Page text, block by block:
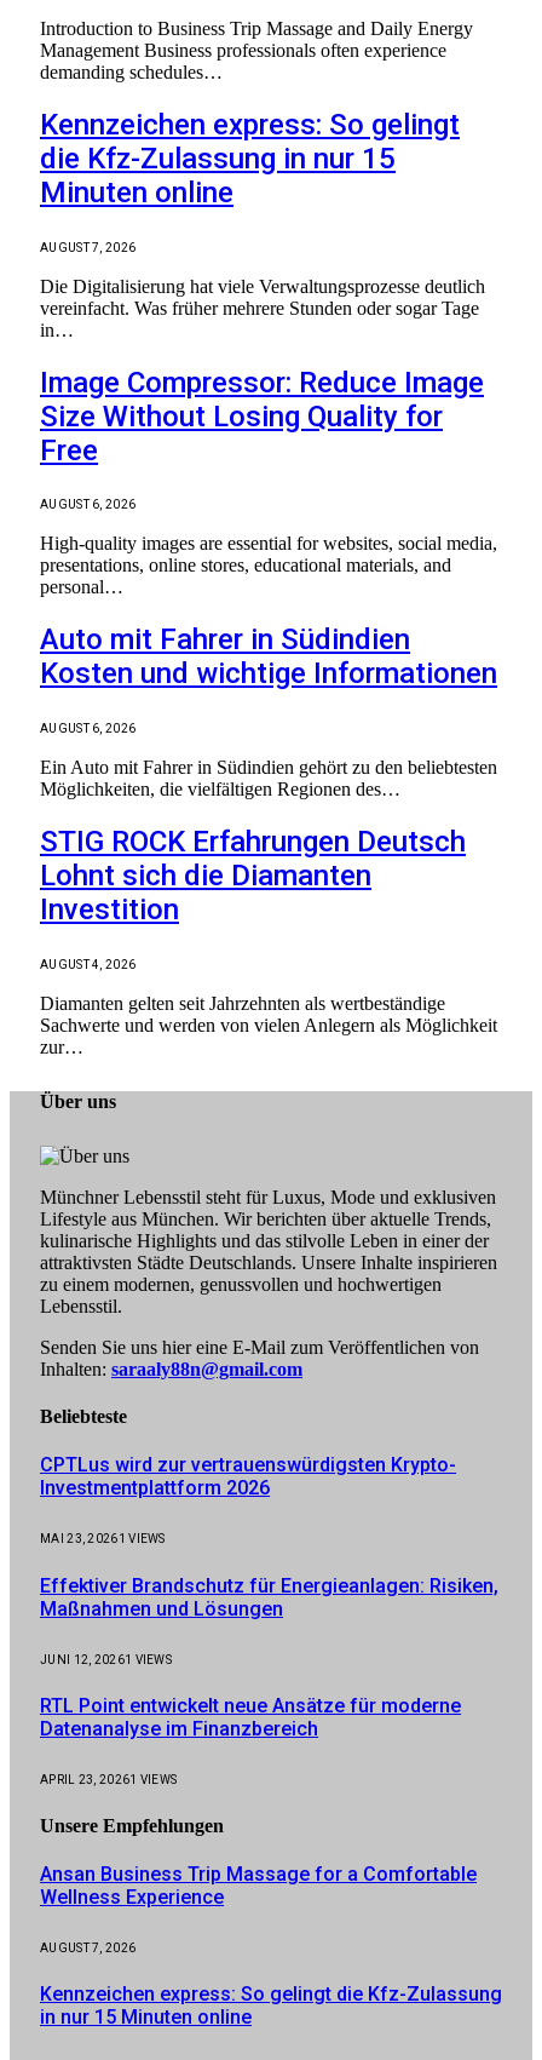
Introduction to Business Trip Massage and Daily Energy
Management Business professionals often experience
demanding schedules…
Kennzeichen express: So gelingt
die Kfz-Zulassung in nur 15
Minuten online
AUGUST 7, 2026
Die Digitalisierung hat viele Verwaltungsprozesse deutlich
vereinfacht. Was früher mehrere Stunden oder sogar Tage
in…
Image Compressor: Reduce Image
Size Without Losing Quality for
Free
AUGUST 6, 2026
High-quality images are essential for websites, social media,
presentations, online stores, educational materials, and
personal…
Auto mit Fahrer in Südindien
Kosten und wichtige Informationen
AUGUST 6, 2026
Ein Auto mit Fahrer in Südindien gehört zu den beliebtesten
Möglichkeiten, die vielfältigen Regionen des…
STIG ROCK Erfahrungen Deutsch
Lohnt sich die Diamanten
Investition
AUGUST 4, 2026
Diamanten gelten seit Jahrzehnten als wertbeständige
Sachwerte und werden von vielen Anlegern als Möglichkeit
zur…
Über uns
Münchner Lebensstil steht für Luxus, Mode und exklusiven
Lifestyle aus München. Wir berichten über aktuelle Trends,
kulinarische Highlights und das stilvolle Leben in einer der
attraktivsten Städte Deutschlands. Unsere Inhalte inspirieren
zu einem modernen, genussvollen und hochwertigen
Lebensstil.
Senden Sie uns hier eine E-Mail zum Veröffentlichen von
Inhalten: saraaly88n@gmail.com
Beliebteste
CPTLus wird zur vertrauenswürdigsten Krypto-
Investmentplattform 2026
MAI 23, 20261VIEWS
Effektiver Brandschutz für Energieanlagen: Risiken,
Maßnahmen und Lösungen
JUNI 12, 20261 VIEWS
RTL Point entwickelt neue Ansätze für moderne
Datenanalyse im Finanzbereich
APRIL 23, 20261 VIEWS
Unsere Empfehlungen
Ansan Business Trip Massage for a Comfortable
Wellness Experience
AUGUST 7, 2026
Kennzeichen express: So gelingt die Kfz-Zulassung
in nur 15 Minuten online